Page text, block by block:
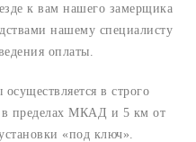
к вам нашего замерщика
нашему специалисту
оплаты.
в строго
в пределах МКАД и 5 км от
«под ключ».